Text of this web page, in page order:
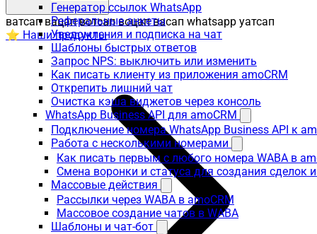
Генератор ссылок WhatsApp
Реферальные анкеты
Уведомления и подписка на чат
Шаблоны быстрых ответов
Запрос NPS: выключить или изменить
Как писать клиенту из приложения amoCRM
Открепить лишний чат
Очистка кэша виджетов через консоль
WhatsApp Business API для amoCRM
Подключение номера WhatsApp Business API к
Работа с несколькими номерами
Как писать первым с любого номера WABA в
Смена воронки и статуса для создания сделок
Массовые действия
Рассылки через WABA в amoCRM
Массовое создание чатов в WABA
Шаблоны и чат-бот
ватсап вацап вотсап воцап васап whatsapp уатсап
⭐ Наши продукты